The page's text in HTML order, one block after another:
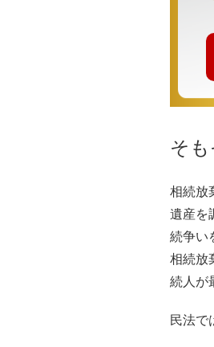
そ
相続放
遺産を
続争い
相続放
続人が
民法で